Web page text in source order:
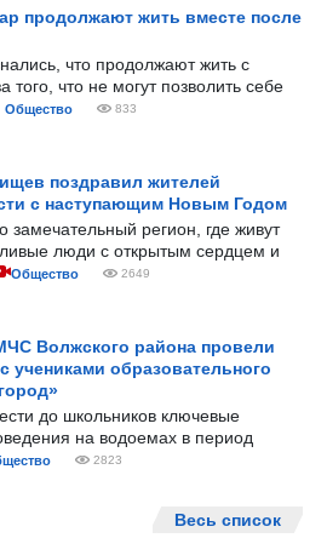
продолжают жить вместе после
что продолжают жить с
что не могут позволить себе
Общество 833
поздравил жителей
с наступающим Новым Годом
замечательный регион, где живут
люди с открытым сердцем и
Общество 2649
Волжского района провели
учениками образовательного
до школьников ключевые
на водоемах в период
2823
Весь список